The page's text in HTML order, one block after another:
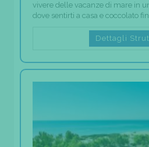
vivere delle vacanze di mare in
dove sentirti a casa e coccolato
Dettagli